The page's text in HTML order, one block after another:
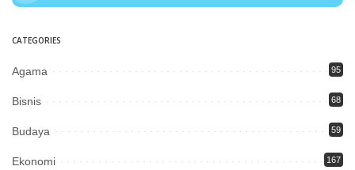
CATEGORIES
Agama 95
Bisnis 68
Budaya 59
Ekonomi 167